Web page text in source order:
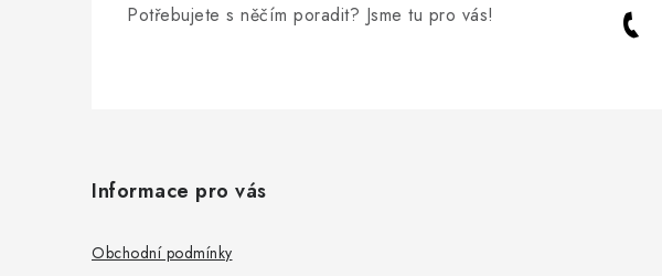
Potřebujete s něčím poradit? Jsme tu pro vás!
Informace pro vás
Obchodní podmínky